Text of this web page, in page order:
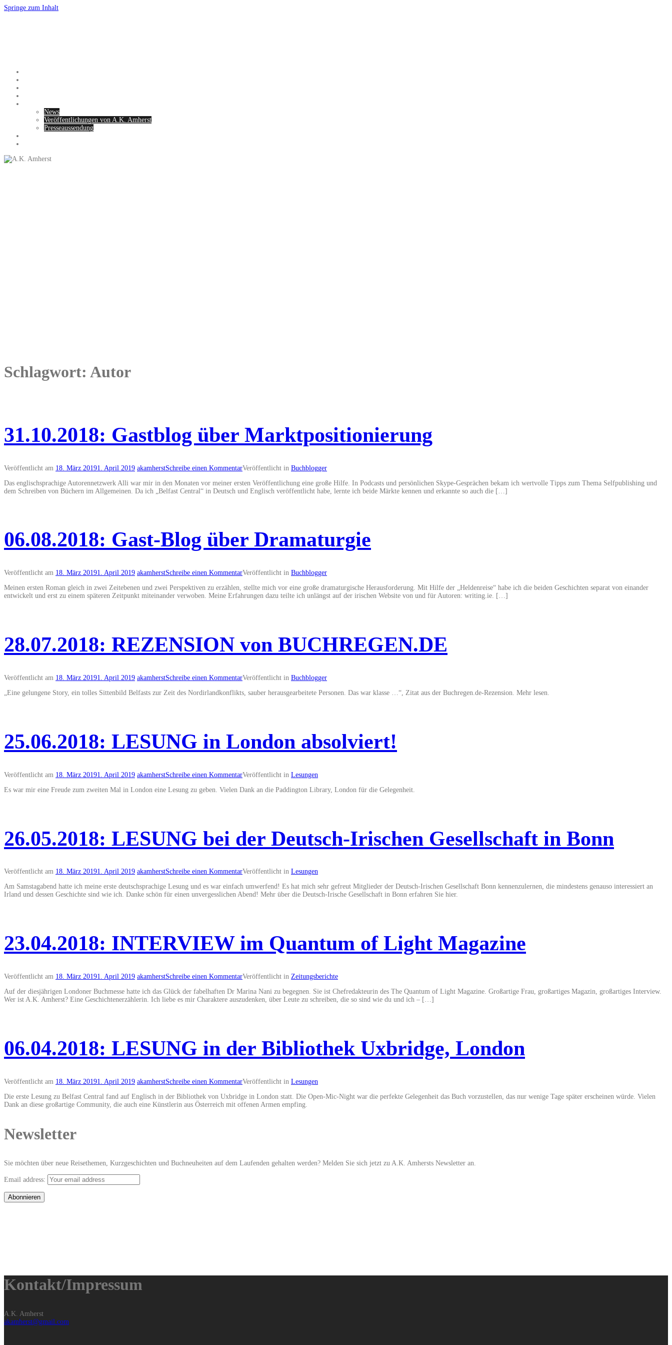
Springe zum Inhalt
News
Veröffentlichungen von A.K. Amherst
Presseaussendung
Schlagwort: Autor
31.10.2018: Gastblog über Marktpositionierung
Veröffentlicht am 18. März 20191. April 2019 akamherstSchreibe einen KommentarVeröffentlicht in Buchblogger
Das englischsprachige Autorennetzwerk Alli war mir in den Monaten vor meiner ersten Veröffentlichung eine große Hilfe. In Podcasts und persönlichen Skype-Gesprächen bekam ich wertvolle Tipps zum Thema Selfpublishing und
dem Schreiben von Büchern im Allgemeinen. Da ich „Belfast Central“ in Deutsch und Englisch veröffentlicht habe, lernte ich beide Märkte kennen und erkannte so auch die […]
06.08.2018: Gast-Blog über Dramaturgie
Veröffentlicht am 18. März 20191. April 2019 akamherstSchreibe einen KommentarVeröffentlicht in Buchblogger
Meinen ersten Roman gleich in zwei Zeitebenen und zwei Perspektiven zu erzählen, stellte mich vor eine große dramaturgische Herausforderung. Mit Hilfe der „Heldenreise“ habe ich die beiden Geschichten separat von einander
entwickelt und erst zu einem späteren Zeitpunkt miteinander verwoben. Meine Erfahrungen dazu teilte ich unlängst auf der irischen Website von und für Autoren: writing.ie. […]
28.07.2018: REZENSION von BUCHREGEN.DE
Veröffentlicht am 18. März 20191. April 2019 akamherstSchreibe einen KommentarVeröffentlicht in Buchblogger
„Eine gelungene Story, ein tolles Sittenbild Belfasts zur Zeit des Nordirlandkonflikts, sauber herausgearbeitete Personen. Das war klasse …“, Zitat aus der Buchregen.de-Rezension. Mehr lesen.
25.06.2018: LESUNG in London absolviert!
Veröffentlicht am 18. März 20191. April 2019 akamherstSchreibe einen KommentarVeröffentlicht in Lesungen
Es war mir eine Freude zum zweiten Mal in London eine Lesung zu geben. Vielen Dank an die Paddington Library, London für die Gelegenheit.
26.05.2018: LESUNG bei der Deutsch-Irischen Gesellschaft in Bonn
Veröffentlicht am 18. März 20191. April 2019 akamherstSchreibe einen KommentarVeröffentlicht in Lesungen
Am Samstagabend hatte ich meine erste deutschsprachige Lesung und es war einfach umwerfend! Es hat mich sehr gefreut Mitglieder der Deutsch-Irischen Gesellschaft Bonn kennenzulernen, die mindestens genauso interessiert an
Irland und dessen Geschichte sind wie ich. Danke schön für einen unvergesslichen Abend! Mehr über die Deutsch-Irische Gesellschaft in Bonn erfahren Sie hier.
23.04.2018: INTERVIEW im Quantum of Light Magazine
Veröffentlicht am 18. März 20191. April 2019 akamherstSchreibe einen KommentarVeröffentlicht in Zeitungsberichte
Auf der diesjährigen Londoner Buchmesse hatte ich das Glück der fabelhaften Dr Marina Nani zu begegnen. Sie ist Chefredakteurin des The Quantum of Light Magazine. Großartige Frau, großartiges Magazin, großartiges Interview.
Wer ist A.K. Amherst? Eine Geschichtenerzählerin. Ich liebe es mir Charaktere auszudenken, über Leute zu schreiben, die so sind wie du und ich – […]
06.04.2018: LESUNG in der Bibliothek Uxbridge, London
Veröffentlicht am 18. März 20191. April 2019 akamherstSchreibe einen KommentarVeröffentlicht in Lesungen
Die erste Lesung zu Belfast Central fand auf Englisch in der Bibliothek von Uxbridge in London statt. Die Open-Mic-Night war die perfekte Gelegenheit das Buch vorzustellen, das nur wenige Tage später erscheinen würde. Vielen
Dank an diese großartige Community, die auch eine Künstlerin aus Österreich mit offenen Armen empfing.
Newsletter
Sie möchten über neue Reisethemen, Kurzgeschichten und Buchneuheiten auf dem Laufenden gehalten werden? Melden Sie sich jetzt zu A.K. Amhersts Newsletter an.
Email address:
Kontakt/Impressum
A.K. Amherst
akamherst@gmail.com